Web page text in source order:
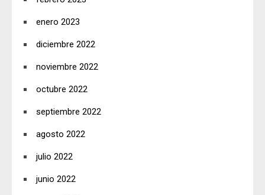
enero 2023
diciembre 2022
noviembre 2022
octubre 2022
septiembre 2022
agosto 2022
julio 2022
junio 2022